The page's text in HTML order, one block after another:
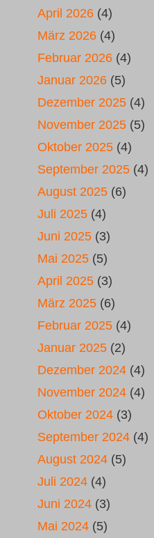
April 2026 (4)
März 2026 (4)
Februar 2026 (4)
Januar 2026 (5)
Dezember 2025 (4)
November 2025 (5)
Oktober 2025 (4)
September 2025 (4)
August 2025 (6)
Juli 2025 (4)
Juni 2025 (3)
Mai 2025 (5)
April 2025 (3)
März 2025 (6)
Februar 2025 (4)
Januar 2025 (2)
Dezember 2024 (4)
November 2024 (4)
Oktober 2024 (3)
September 2024 (4)
August 2024 (5)
Juli 2024 (4)
Juni 2024 (3)
Mai 2024 (5)